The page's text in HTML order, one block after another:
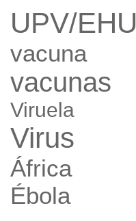
UPV/EHU
vacuna
vacunas
Viruela
Virus
África
Ébola